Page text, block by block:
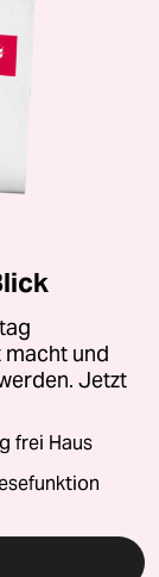
und
Jetzt
frei Haus